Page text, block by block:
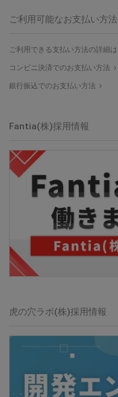
ご利用可能なお支払い方法
ご利用できる支払い方法の詳細
コンビニ決済でのお支払い方法
銀行振込でのお支払い方法
Fantia(株)採用情報
虎の穴ラボ(株)採用情報